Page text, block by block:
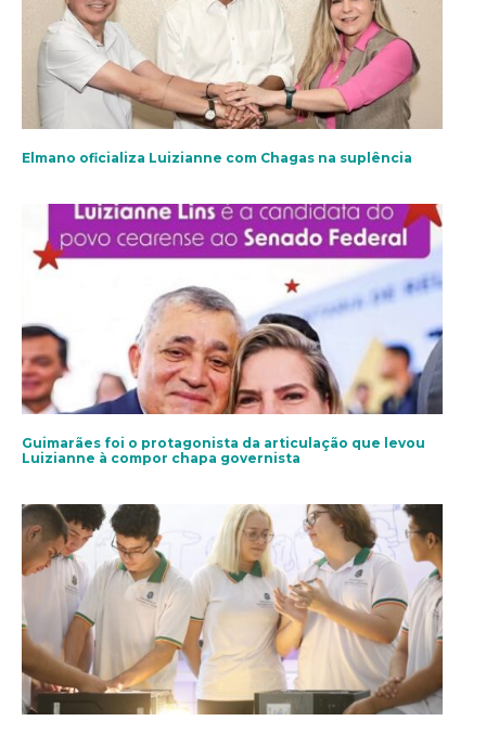
Elmano oficializa Luizianne com Chagas na suplência
Guimarães foi o protagonista da articulação que levou
Luizianne à compor chapa governista